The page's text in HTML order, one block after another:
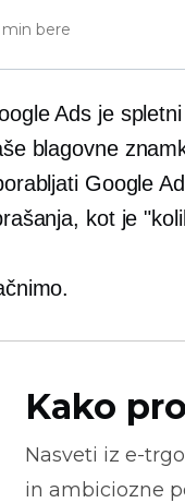
min bere
Ads je
blagovne
Google
kot je
Kako
Nasveti iz e-
in ambiciozne